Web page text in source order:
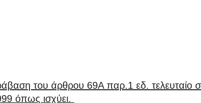
του άρθρου 69Α παρ.1 εδ. τελευταίο
όπως ισχύει.